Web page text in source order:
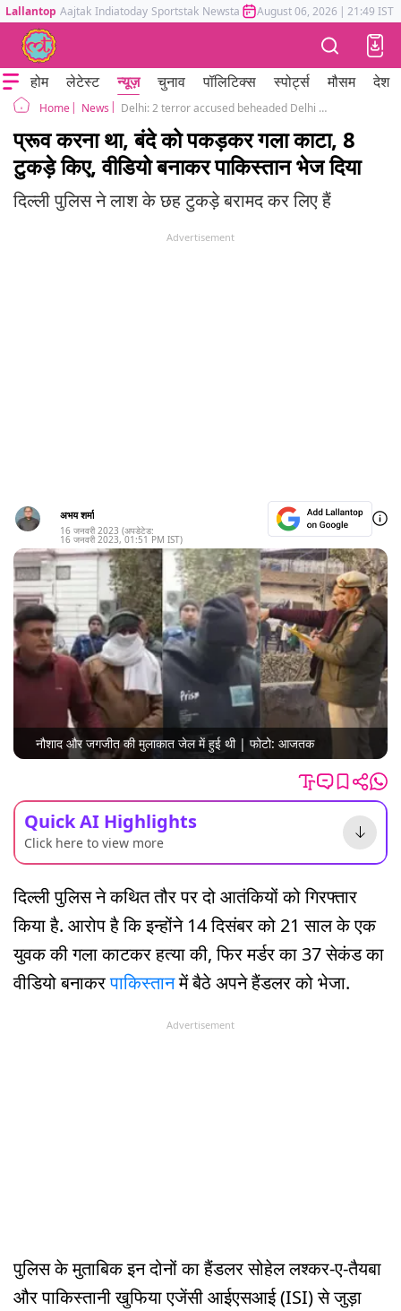
Lallantop Aajtak Indiatoday Sportstak Newstak Mumbai Tak Astrotak
August 06, 2026 | 21:49 IST
होम लेटेस्ट न्यूज़ चुनाव पॉलिटिक्स स्पोर्ट्स मौसम देश
Home News Delhi: 2 terror accused beheaded Delhi man at Pakistan handler bidding says Police
प्रूव करना था, बंदे को पकड़कर गला काटा, 8
टुकड़े किए, वीडियो बनाकर पाकिस्तान भेज दिया
दिल्ली पुलिस ने लाश के छह टुकड़े बरामद कर लिए हैं
Advertisement
अभय शर्मा
16 जनवरी 2023 (अपडेटेड:
16 जनवरी 2023, 01:51 PM IST)
नौशाद और जगजीत की मुलाकात जेल में हुई थी | फोटो: आजतक
Quick AI Highlights
Click here to view more
दिल्ली पुलिस ने कथित तौर पर दो आतंकियों को गिरफ्तार
किया है. आरोप है कि इन्होंने 14 दिसंबर को 21 साल के एक
युवक की गला काटकर हत्या की, फिर मर्डर का 37 सेकंड का
वीडियो बनाकरपाकिस्तानमें बैठे अपने हैंडलर को भेजा.
Advertisement
पुलिस के मुताबिक इन दोनों का हैंडलर सोहेल लश्कर-ए-तैयबा
और पाकिस्तानी खुफिया एजेंसी आईएसआई (ISI) से जुड़ा